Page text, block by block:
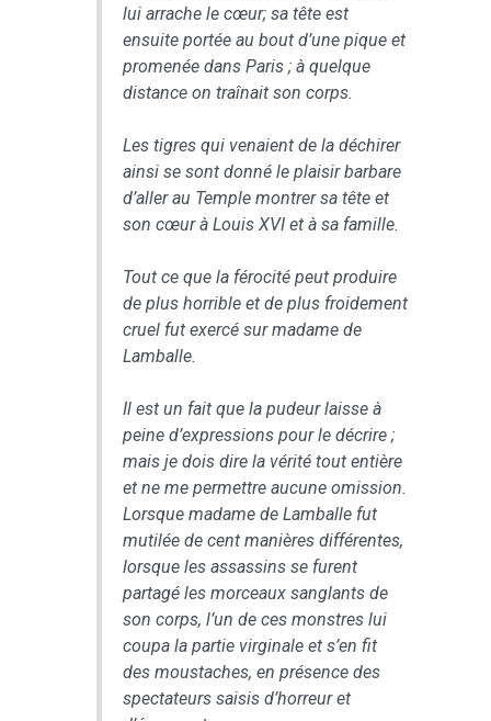
lui arrache le cœur; sa tête est
ensuite portée au bout d’une pique et
promenée dans Paris ; à quelque
distance on traînait son corps.
Les tigres qui venaient de la déchirer
ainsi se sont donné le plaisir barbare
d’aller au Temple montrer sa tête et
son cœur à Louis XVI et à sa famille.
Tout ce que la férocité peut produire
de plus horrible et de plus froidement
cruel fut exercé sur madame de
Lamballe.
Il est un fait que la pudeur laisse à
peine d’expressions pour le décrire ;
mais je dois dire la vérité tout entière
et ne me permettre aucune omission.
Lorsque madame de Lamballe fut
mutilée de cent manières différentes,
lorsque les assassins se furent
partagé les morceaux sanglants de
son corps, l’un de ces monstres lui
coupa la partie virginale et s’en fit
des moustaches, en présence des
spectateurs saisis d’horreur et